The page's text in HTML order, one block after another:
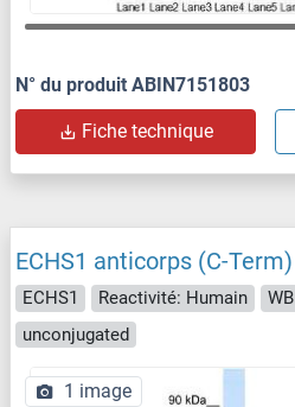
N° du produit ABIN7151803
Fiche technique
ECHS1 anticorps (C-Term)
ECHS1 Reactivité: Humain WB
unconjugated
1 image